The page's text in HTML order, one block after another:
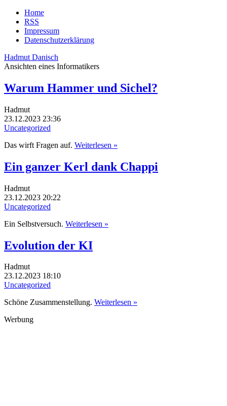
Home
RSS
Impressum
Datenschutzerklärung
Hadmut Danisch
Ansichten eines Informatikers
Warum Hammer und Sichel?
Hadmut
23.12.2023 23:36
Uncategorized
Das wirft Fragen auf. Weiterlesen »
Ein ganzer Kerl dank Chappi
Hadmut
23.12.2023 20:22
Uncategorized
Ein Selbstversuch. Weiterlesen »
Evolution der KI
Hadmut
23.12.2023 18:10
Uncategorized
Schöne Zusammenstellung. Weiterlesen »
Werbung